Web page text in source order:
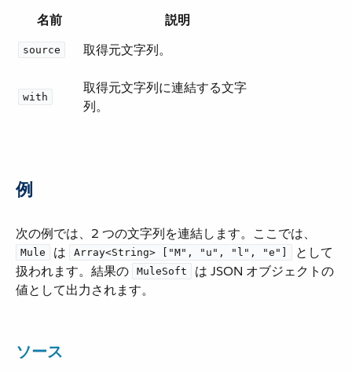
名前 説明
source 取得元文字列。
with
取得元文字列に連結する文字
列。
例
次の例では、2 つの文字列を連結します。ここでは、​
Mule ​ は ​ Array<String> ["M", "u", "l", "e"]
​ として
扱われます。結果の ​
MuleSoft
​ は JSON オブジェクトの
値として出力されます。
ソース